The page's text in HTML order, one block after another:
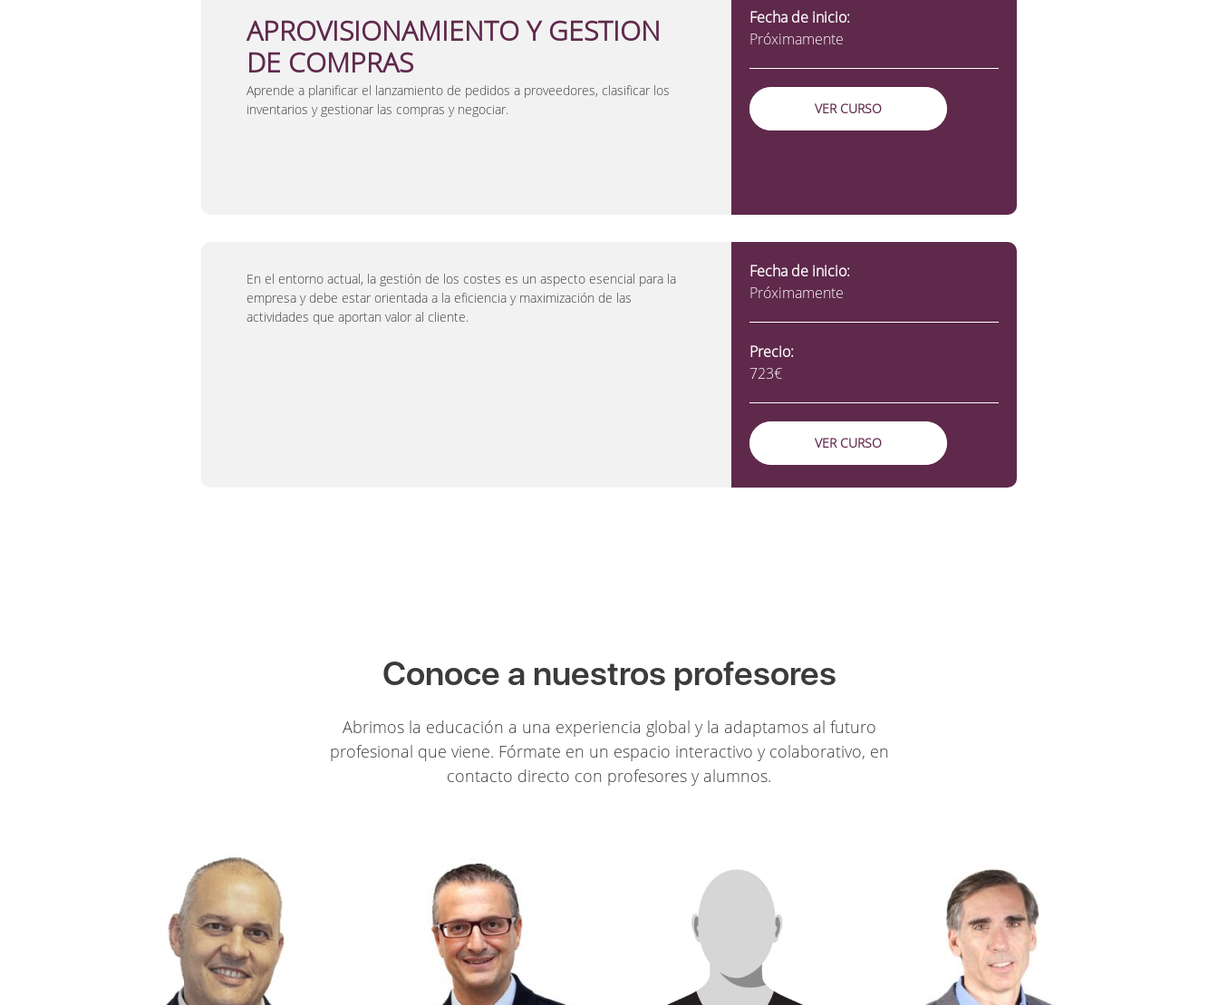
APROVISIONAMIENTO Y GESTION
DE COMPRAS
Aprende a planificar el lanzamiento de pedidos a proveedores, clasificar los
inventarios y gestionar las compras y negociar.
Fecha de inicio:
Próximamente
VER CURSO
En el entorno actual, la gestión de los costes es un aspecto esencial para la
empresa y debe estar orientada a la eficiencia y maximización de las
actividades que aportan valor al cliente.
Fecha de inicio:
Próximamente
Precio:
723€
VER CURSO
Conoce a nuestros profesores
Abrimos la educación a una experiencia global y la adaptamos al futuro
profesional que viene. Fórmate en un espacio interactivo y colaborativo, en
contacto directo con profesores y alumnos.